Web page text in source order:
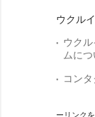
ウクル
ウク
ムにつ
コンタ
ーリンク